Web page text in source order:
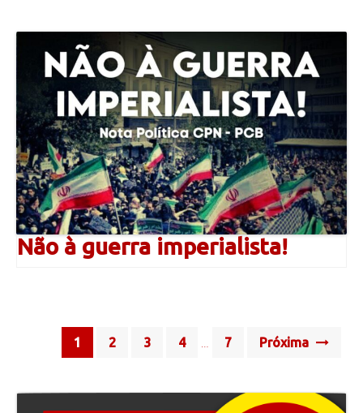
Não à guerra imperialista!
navigation
1 2 3 4 7 Próxima